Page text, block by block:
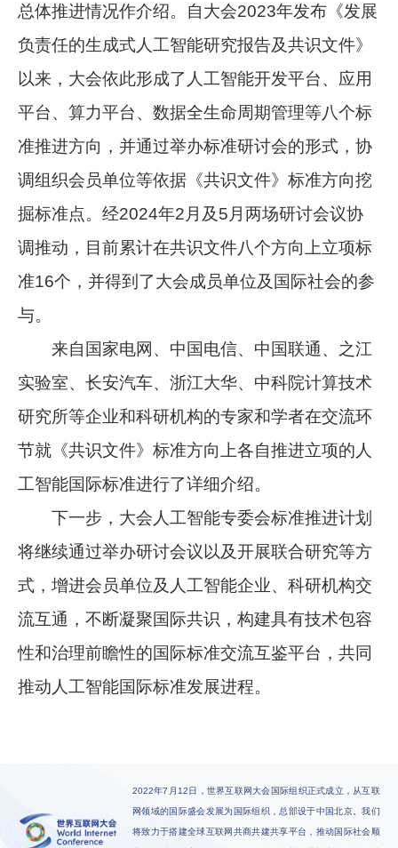
总体推进情况作介绍。自大会2023年发布《发展
负责任的生成式人工智能研究报告及共识文件》
以来，大会依此形成了人工智能开发平台、应用
平台、算力平台、数据全生命周期管理等八个标
准推进方向，并通过举办标准研讨会的形式，协
调组织会员单位等依据《共识文件》标准方向挖
掘标准点。经2024年2月及5月两场研讨会议协
调推动，目前累计在共识文件八个方向上立项标
准16个，并得到了大会成员单位及国际社会的参
与。
来自国家电网、中国电信、中国联通、之江
实验室、长安汽车、浙江大华、中科院计算技术
研究所等企业和科研机构的专家和学者在交流环
节就《共识文件》标准方向上各自推进立项的人
工智能国际标准进行了详细介绍。
下一步，大会人工智能专委会标准推进计划
将继续通过举办研讨会议以及开展联合研究等方
式，增进会员单位及人工智能企业、科研机构交
流互通，不断凝聚国际共识，构建具有技术包容
性和治理前瞻性的国际标准交流互鉴平台，共同
推动人工智能国际标准发展进程。
2022年7月12日，世界互联网大会国际组织正式成立，从互联
网领域的国际盛会发展为国际组织，总部设于中国北京。我们
将致力于搭建全球互联网共商共建共享平台，推动国际社会顺